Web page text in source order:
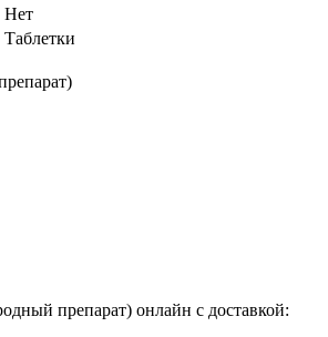
Нет
Таблетки
препарат) онлайн с доставкой: